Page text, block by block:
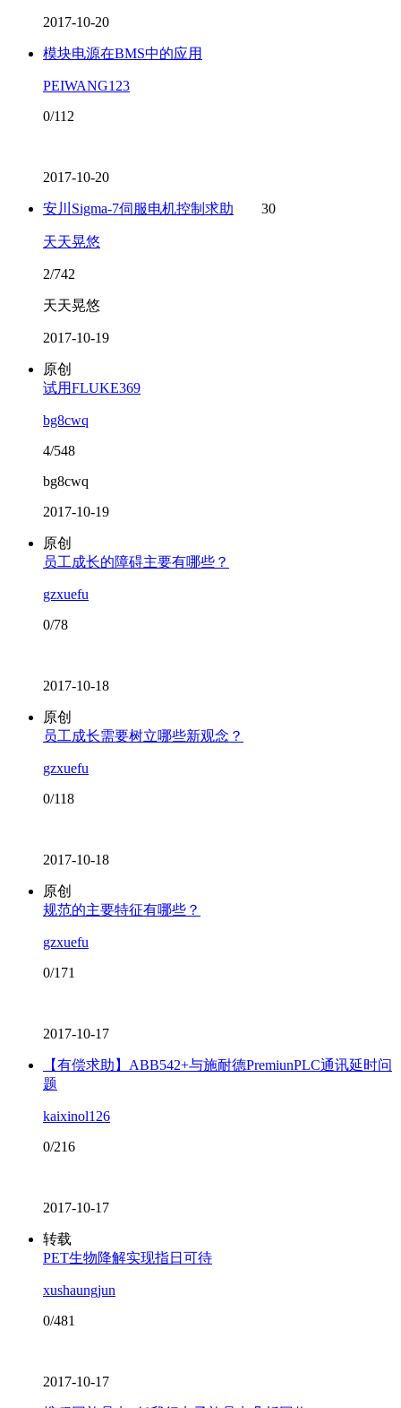
2017-10-20
模块电源在BMS中的应用
PEIWANG123
0/112
2017-10-20
安川Sigma-7伺服电机控制求助 30
天天晃悠
2/742
天天晃悠
2017-10-19
原创
试用FLUKE369
bg8cwq
4/548
bg8cwq
2017-10-19
原创
员工成长的障碍主要有哪些？
gzxuefu
0/78
2017-10-18
原创
员工成长需要树立哪些新观念？
gzxuefu
0/118
2017-10-18
原创
规范的主要特征有哪些？
gzxuefu
0/171
2017-10-17
【有偿求助】ABB542+与施耐德PremiunPLC通讯延时问
题
kaixinol126
0/216
2017-10-17
转载
PET生物降解实现指日可待
xushaungjun
0/481
2017-10-17